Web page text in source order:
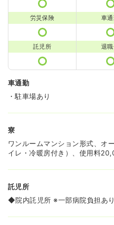
労災保険 車
託児所 退
車通勤
・駐車場あり
寮
ワンルームマンション形式、オ
イレ・冷暖房付き）、使用料
託児所
◆院内託児所 ※一部病院負担あり